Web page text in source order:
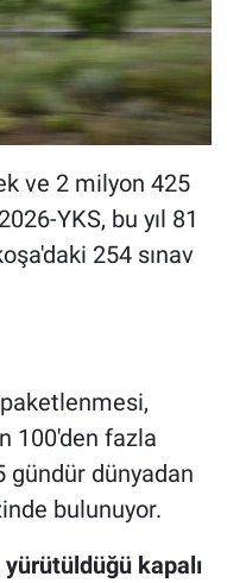
ve 2 milyon 425
YKS, bu yıl 81
254 sınav
paketlenmesi,
100'den fazla
gündür dünyadan
bulunuyor.
yürütüldüğü kapalı